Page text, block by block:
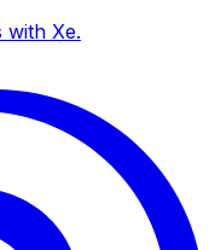
with Xe.